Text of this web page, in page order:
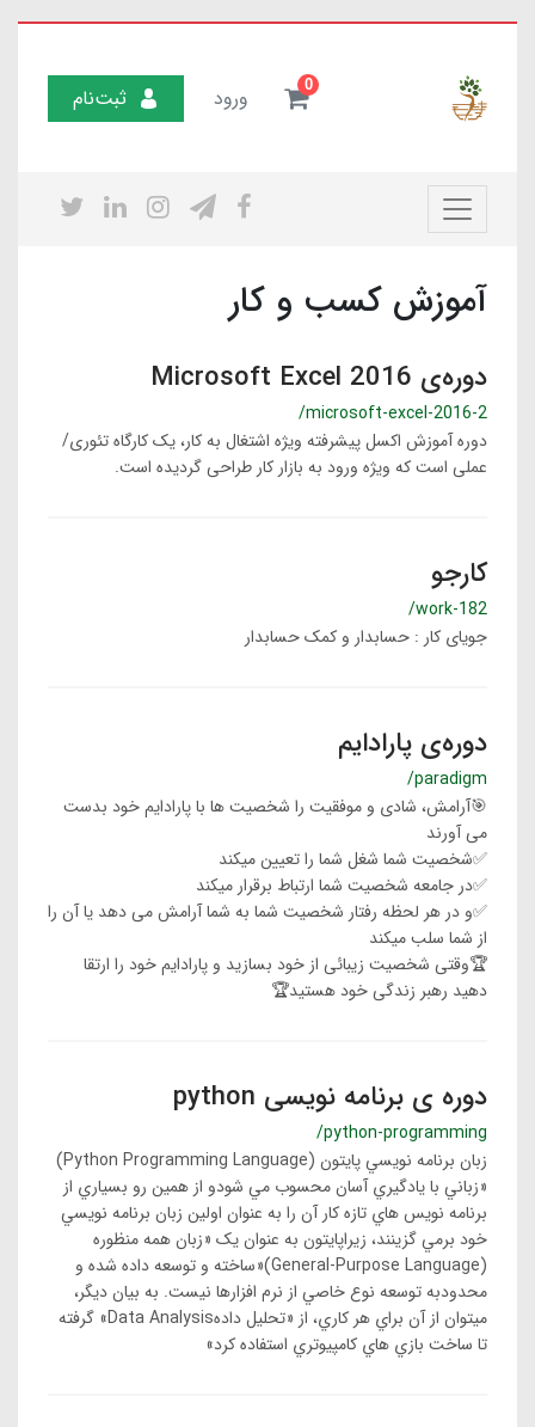
0 ورود ثبت‌نام
آموزش کسب و کار
دوره‌ی Microsoft Excel 2016
/microsoft-excel-2016-2
دوره آموزش اکسل پیشرفته ویژه اشتغال به کار، یک کارگاه تئوری/
عملی است که ویژه ورود به بازار کار طراحی گردیده است.
کارجو
/work-182
جویای کار : حسابدار و کمک حسابدار
دوره‌ی پارادایم
/paradigm
🎯آرامش، شادی و موفقیت را شخصیت ها با پارادایم خود بدست
می آورند
✅شخصیت شما شغل شما را تعیین میکند
✅در جامعه شخصیت شما ارتباط برقرار میکند
✅و در هر لحظه رفتار شخصیت شما به شما آرامش می دهد یا آن را
از شما سلب میکند
🏆وقتی شخصیت زیبائی از خود بسازید و پارادایم خود را ارتقا
دهید رهبر زندگی خود هستید🏆
دوره ی برنامه نویسی python
/python-programming
زبان برنامه نويسي پايتون (Python Programming Language)
«زباني با يادگیري آسان محسوب مي شودو از همین رو بسیاري از
برنامه نويس هاي تازه كار آن را به عنوان اولین زبان برنامه نويسي
خود برمي گزينند، زيراپايتون به عنوان يک «زبان همه منظوره
(General-Purpose Language)«ساخته و توسعه داده شده و
محدودبه توسعه نوع خاصي از نرم افزارها نیست. به بیان ديگر،
ميتوان از آن براي هر كاري، از «تحلیل دادهData Analysis» گرفته
تا ساخت بازي هاي كامپیوتري استفاده كرد»